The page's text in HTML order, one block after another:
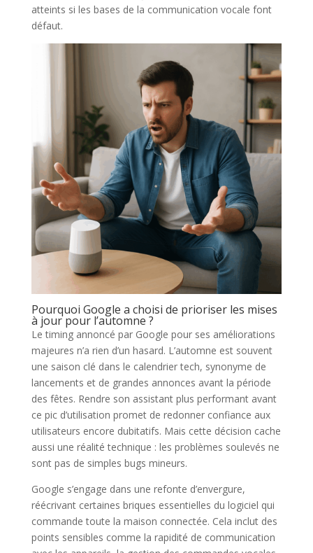
atteints si les bases de la communication vocale font
défaut.
Pourquoi Google a choisi de prioriser les mises
à jour pour l’automne ?
Le timing annoncé par Google pour ses améliorations
majeures n’a rien d’un hasard. L’automne est souvent
une saison clé dans le calendrier tech, synonyme de
lancements et de grandes annonces avant la période
des fêtes. Rendre son assistant plus performant avant
ce pic d’utilisation promet de redonner confiance aux
utilisateurs encore dubitatifs. Mais cette décision cache
aussi une réalité technique : les problèmes soulevés ne
sont pas de simples bugs mineurs.
Google s’engage dans une refonte d’envergure,
réécrivant certaines briques essentielles du logiciel qui
commande toute la maison connectée. Cela inclut des
points sensibles comme la rapidité de communication